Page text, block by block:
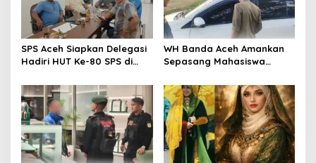
SPS Aceh Siapkan Delegasi
Hadiri HUT Ke-80 SPS di
WH Banda Aceh Amankan
Sepasang Mahasiswa
Jelang Magrib